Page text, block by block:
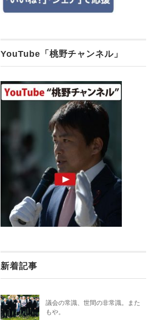
YouTube「桃野チャンネル」
新着記事
議会の常識、世間の非常識。また
もや。